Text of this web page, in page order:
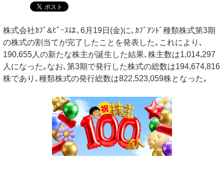
株式会社ｶﾌﾞ&ﾋﾟｰｽは､6月19日(金)に､ｶﾌﾞｱﾝﾄﾞ種類株式第3期
の株式の割当てが完了したことを発表した｡これにより､
190,655人の新たな株主が誕生した結果､株主数は1,014,297
人になった｡なお､第3期で発行した株式の総数は194,674,816
株であり､種類株式の発行総数は822,523,059株となった｡